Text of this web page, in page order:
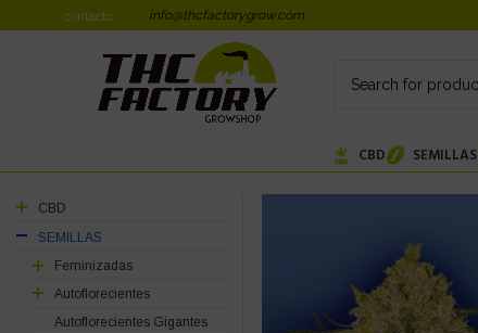
contacto info@thcfactorygrow.com
CBD SEMILLAS
CBD
SEMILLAS
Feminizadas
Autoflorecientes
Autoflorecientes Gigantes